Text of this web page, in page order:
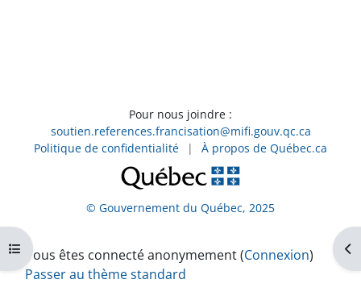
Ouvrir l’index du cours
Pour nous joindre :
soutien.references.francisation@mifi.gouv.qc.ca
Politique de confidentialité
| À propos de Québec.ca
© Gouvernement du Québec, 2025
Vous êtes connecté anonymement (Connexion)
Passer au thème standard